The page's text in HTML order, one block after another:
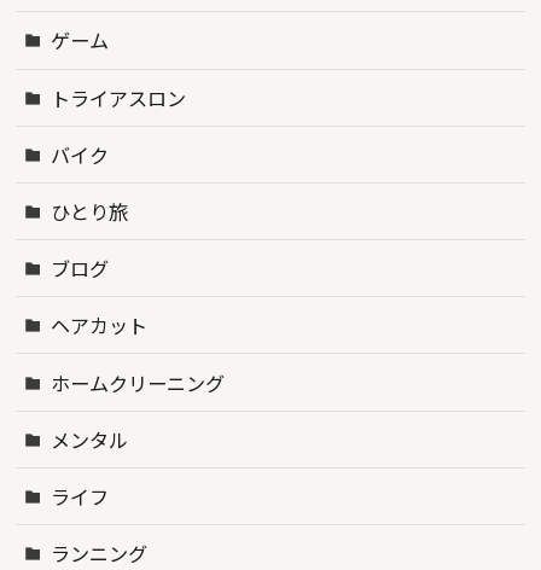
ゲーム
トライアスロン
バイク
ひとり旅
ブログ
ヘアカット
ホームクリーニング
メンタル
ライフ
ランニング